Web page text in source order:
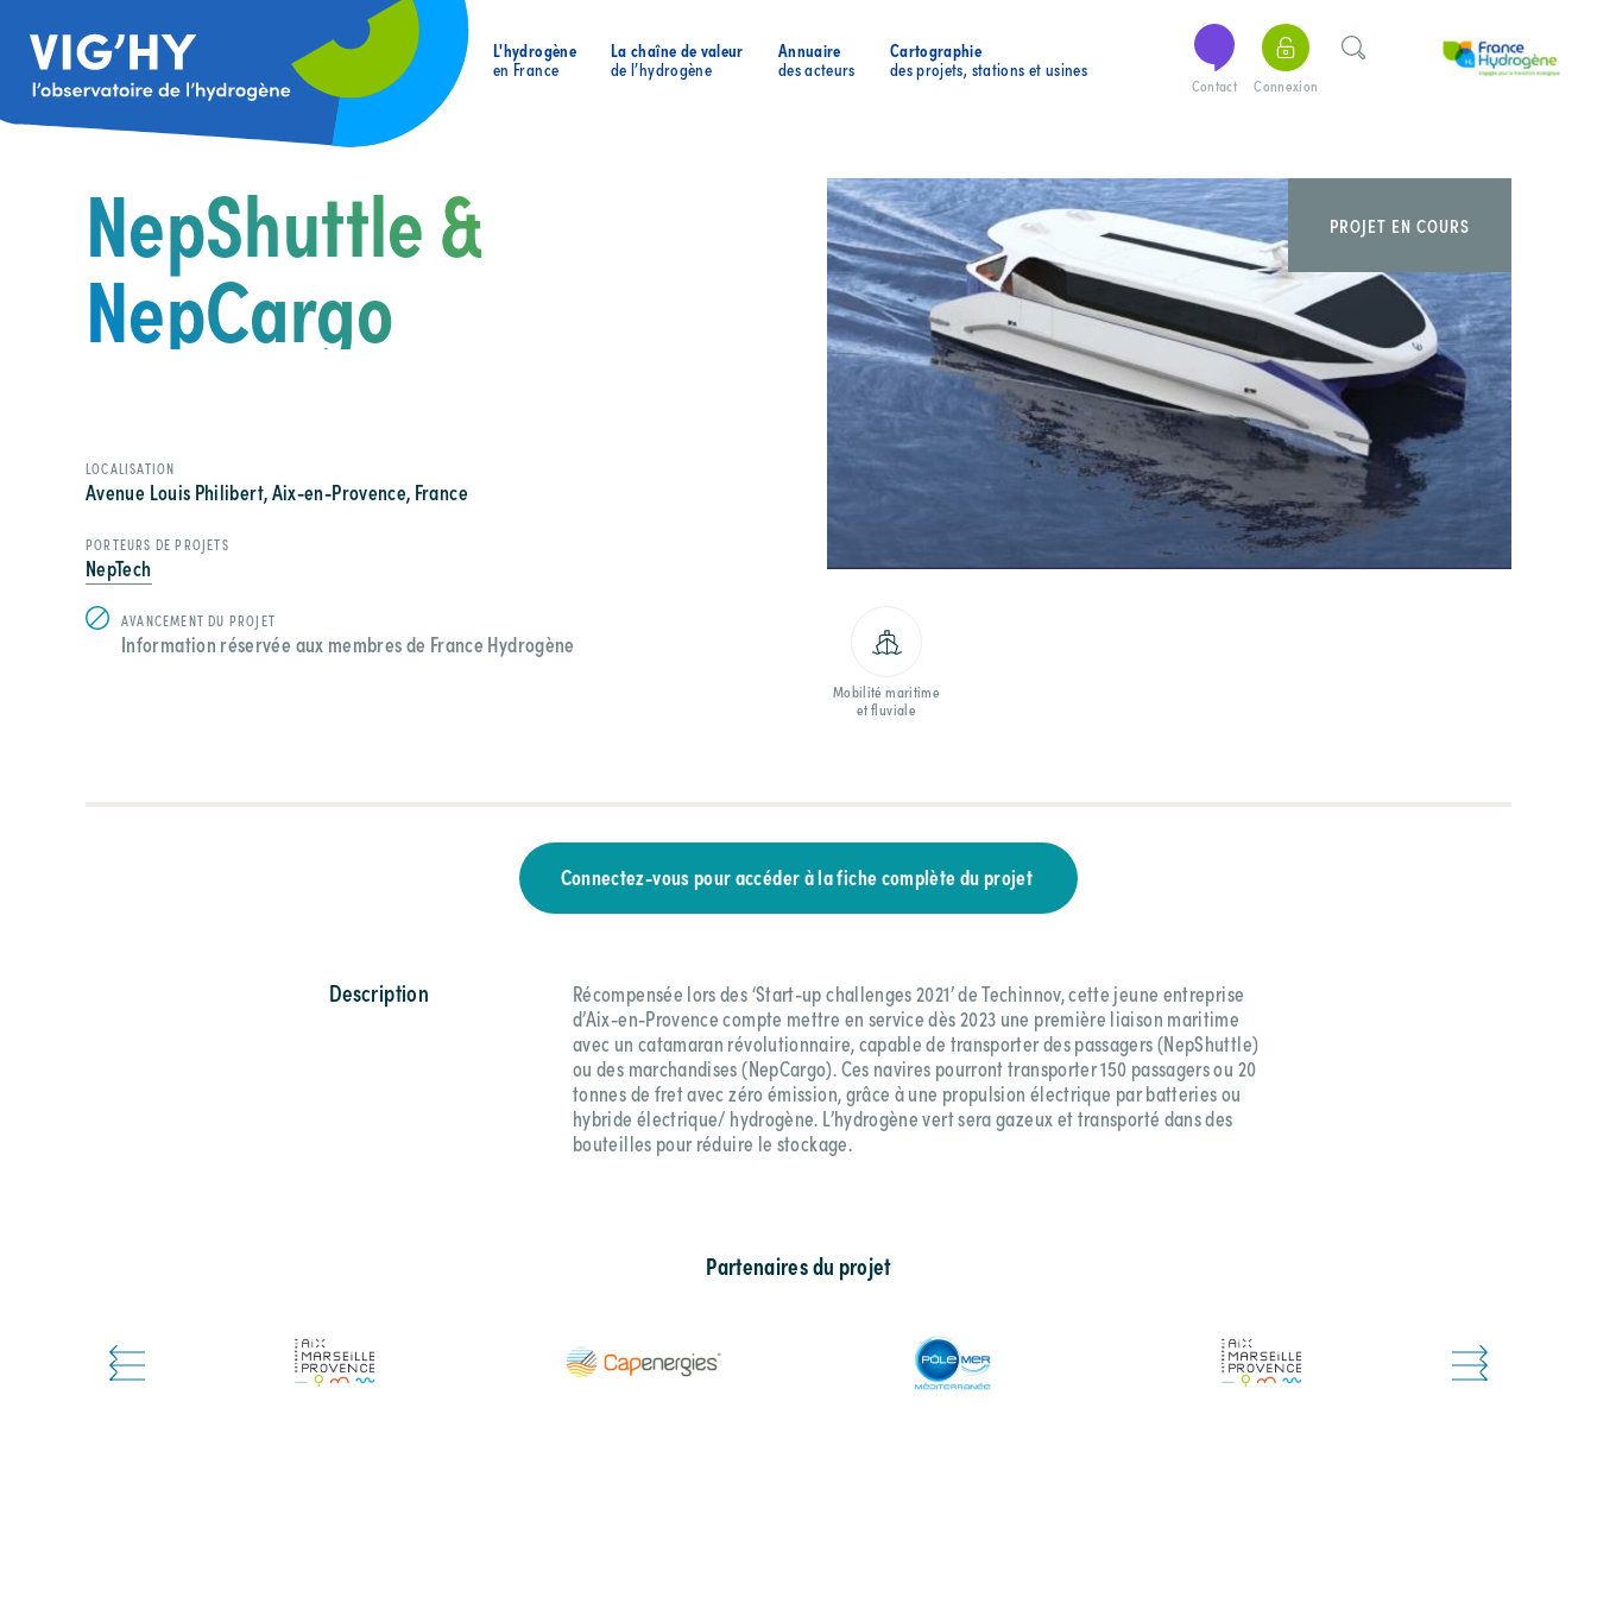
L'hydrogène
en France
La chaîne de valeur
de l’hydrogène
Annuaire
des acteurs
Cartographie
des projets, stations et usines
Contact Connexion
NepShuttle &
NepCargo
LOCALISATION
Avenue Louis Philibert, Aix-en-Provence, France
PORTEURS DE PROJETS
NepTech
AVANCEMENT DU PROJET
Information réservée aux membres de France Hydrogène
PROJET EN COURS
Mobilité maritime
et fluviale
Connectez-vous pour accéder à la fiche complète du projet
Description
Récompensée lors des ‘Start-up challenges 2021’ de Techinnov, cette jeune entreprise
d’Aix-en-Provence compte mettre en service dès 2023 une première liaison maritime
avec un catamaran révolutionnaire, capable de transporter des passagers (NepShuttle)
ou des marchandises (NepCargo). Ces navires pourront transporter 150 passagers ou 20
tonnes de fret avec zéro émission, grâce à une propulsion électrique par batteries ou
hybride électrique/ hydrogène. L’hydrogène vert sera gazeux et transporté dans des
bouteilles pour réduire le stockage.
Partenaires du projet